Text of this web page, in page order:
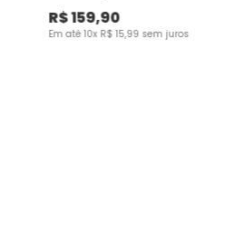
R$159,90
Em até10x R$ 15,99 sem juros